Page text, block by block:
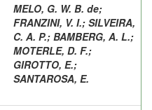
MELO, G. W. B. de;
FRANZINI, V. I.; SILVEIRA,
C. A. P.; BAMBERG, A. L.;
MOTERLE, D. F.;
GIROTTO, E.;
SANTAROSA, E.